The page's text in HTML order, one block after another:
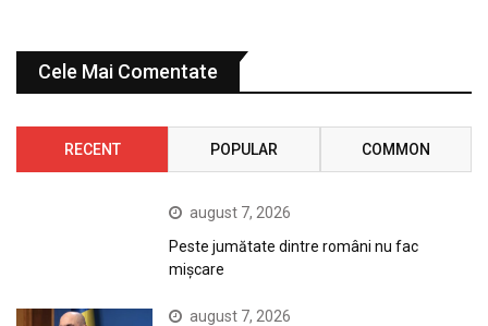
Cele Mai Comentate
RECENT POPULAR COMMON
august 7, 2026
Peste jumătate dintre români nu fac
mișcare
august 7, 2026